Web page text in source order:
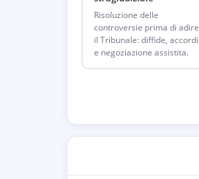
Risoluzione delle
controversie prima di adire
il Tribunale: diffide, accordi
e negoziazione assistita.